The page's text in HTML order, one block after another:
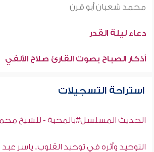
محمد شعبان أبو قرن
دعاء ليلة القدر
أذكار الصباح بصوت القارئ صلاح الألفي
استراحة التسجيلات
الحديث المسلسل#بالمحبة - للشيخ
التوحيد وأثره في توحيد القلوب. ياسر عبد